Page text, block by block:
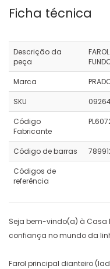
Ficha técnica
Descrição da
peça
Marca
SKU
Código
Fabricante
Código de barras
Códigos de
referência
Seja bem-vindo(a) à Casa
confiança no mundo da
Farol principal dianteiro